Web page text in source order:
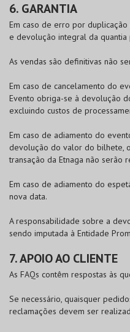
6. GARANTIA
Em caso de erro por
e devolução integral da quantia
As vendas são definitivas não
Em caso de cancelamento do
Evento obriga-se à devolução
excluindo custos de
Em caso de adiamento do
devolução do valor do bilhete,
transação da Etnaga não serão
Em caso de adiamento do
nova data.
A responsabilidade sobre a
sendo imputada à Entidade
7. APOIO AO CLIENTE
As FAQs contêm respostas às
Se necessário, quaisquer
reclamações devem ser